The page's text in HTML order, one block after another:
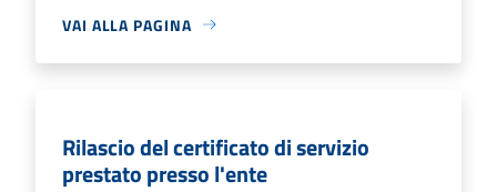
VAI ALLA PAGINA
Rilascio del certificato di servizio
prestato presso l'ente